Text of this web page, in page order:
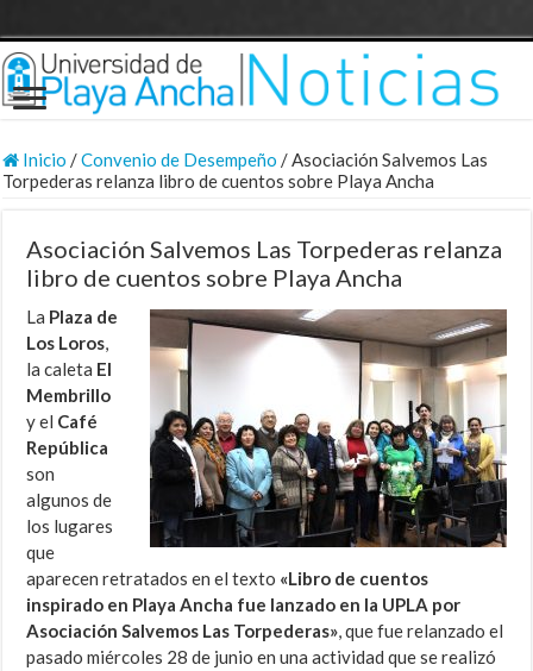
Inicio /Convenio de Desempeño /Asociación Salvemos Las
Torpederas relanza libro de cuentos sobre Playa Ancha
Asociación Salvemos Las Torpederas relanza
libro de cuentos sobre Playa Ancha
La Plaza de
Los Loros,
la caleta El
Membrillo
y el Café
República
son
algunos de
los lugares
que
aparecen retratados en el texto «Libro de cuentos
inspirado en Playa Ancha fue lanzado en la UPLA por
Asociación Salvemos Las Torpederas», que fue relanzado el
pasado miércoles 28 de junio en una actividad que se realizó